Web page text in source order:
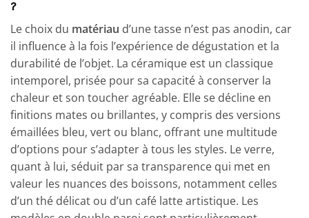
?
Le choix du matériau d’une tasse n’est pas anodin, car
il influence à la fois l’expérience de dégustation et la
durabilité de l’objet. La céramique est un classique
intemporel, prisée pour sa capacité à conserver la
chaleur et son toucher agréable. Elle se décline en
finitions mates ou brillantes, y compris des versions
émaillées bleu, vert ou blanc, offrant une multitude
d’options pour s’adapter à tous les styles. Le verre,
quant à lui, séduit par sa transparence qui met en
valeur les nuances des boissons, notamment celles
d’un thé délicat ou d’un café latte artistique. Les